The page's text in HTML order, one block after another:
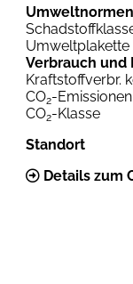
Umweltplakette
Verbrauch und
Kraftstoffverbr.
CO2-
CO2-Klasse
Standort
Details zum